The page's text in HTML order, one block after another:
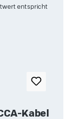
Kabel